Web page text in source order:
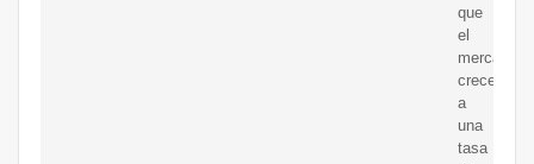
que
el
mercado
crecerá
a
una
tasa